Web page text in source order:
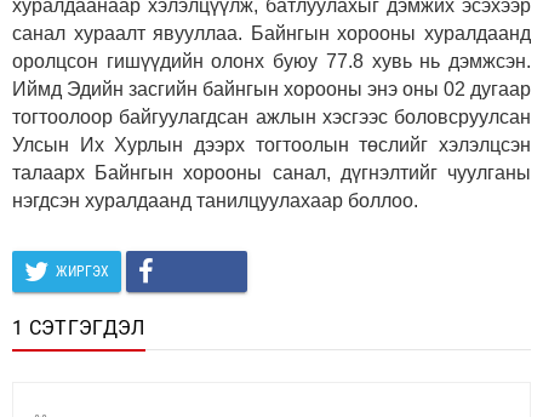
хуралдаанаар хэлэлцүүлж, батлуулахыг дэмжих эсэхээр
санал хураалт явууллаа. Байнгын хорооны хуралдаанд
оролцсон гишүүдийн олонх буюу 77.8 хувь нь дэмжсэн.
Иймд Эдийн засгийн байнгын хорооны энэ оны 02 дугаар
тогтоолоор байгуулагдсан ажлын хэсгээс боловсруулсан
Улсын Их Хурлын дээрх тогтоолын төслийг хэлэлцсэн
талаарх Байнгын хорооны санал, дүгнэлтийг чуулганы
нэгдсэн хуралдаанд танилцуулахаар боллоо.
ЖИРГЭХ
1 СЭТГЭГДЭЛ